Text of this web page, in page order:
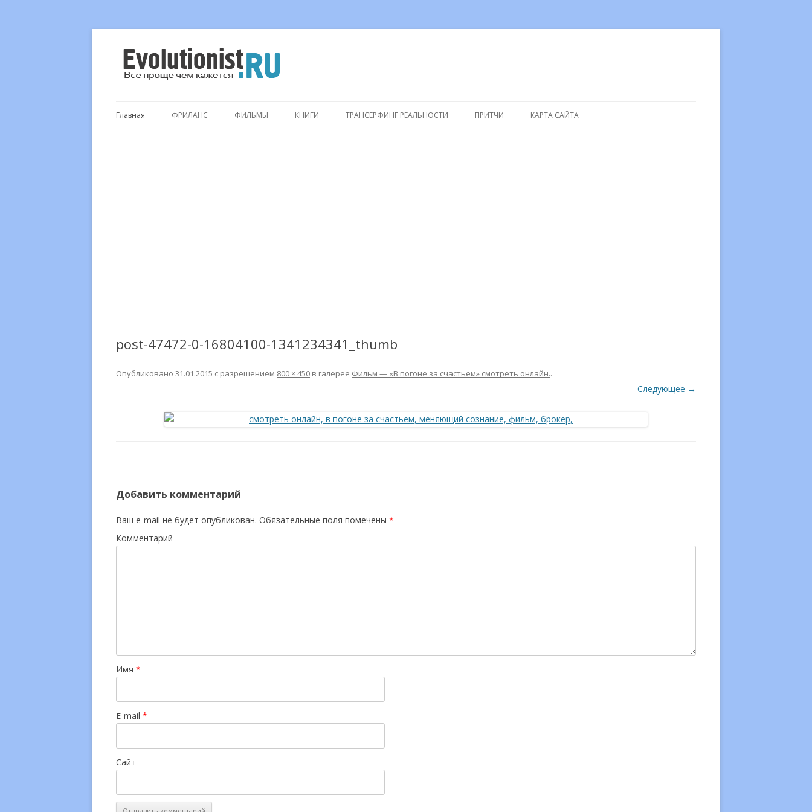
Evolutionist.ru
Все проще чем кажется…
к
Главная ФРИЛАНС ФИЛЬМЫ КНИГИ ТРАНСЕРФИНГ РЕАЛЬНОСТИ ПРИТЧИ КАРТА САЙТА
post-47472-0-16804100-1341234341_thumb
Опубликовано 31.01.2015 с разрешением 800 × 450 в галерее Фильм — «В погоне за счастьем» смотреть онлайн..
Следующее →
Добавить комментарий
Ваш e-mail не будет опубликован. Обязательные поля помечены *
Комментарий
Имя *
E-mail *
Сайт